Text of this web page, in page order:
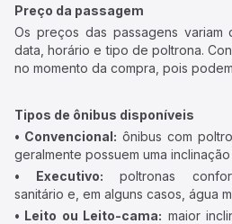
Preço da passagem
Os preços das passagens variam
data, horário e tipo de poltrona.
no momento da compra, pois
Tipos de ônibus disponíveis
• Convencional: ônibus com
geralmente possuem uma
• Executivo: poltronas
sanitário e, em alguns casos, água
• Leito ou Leito-cama: maior